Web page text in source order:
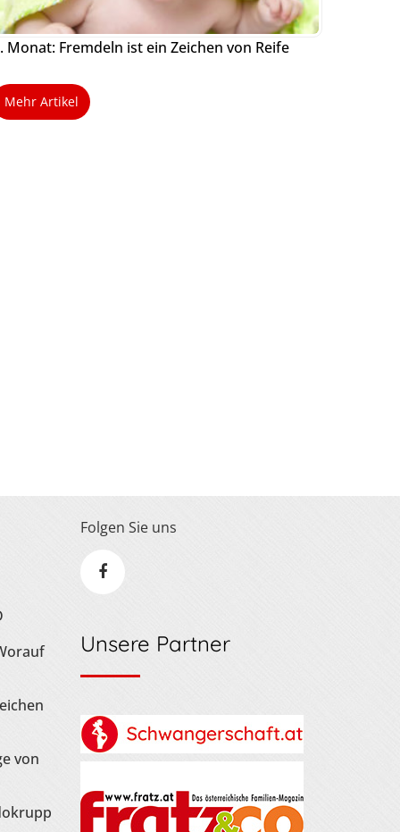
Monat: Fremdeln ist ein Zeichen von Reife
Mehr Artikel
von
Folgen Sie uns
Unsere Partner